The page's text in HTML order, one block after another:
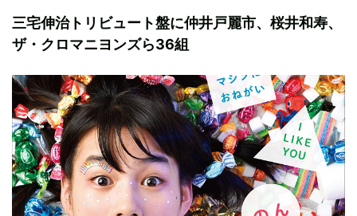
三宅伸治トリビュート盤に仲井戸麗市、桜井和寿、
ザ・クロマニヨンズら36組